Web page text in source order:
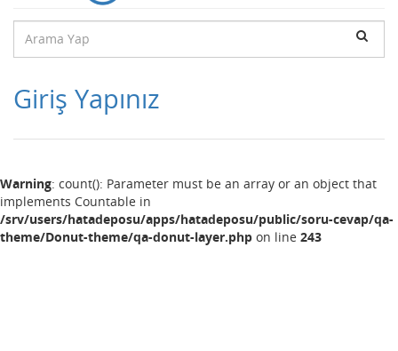
Giriş Yapınız
Warning: count(): Parameter must be an array or an object that
implements Countable in
/srv/users/hatadeposu/apps/hatadeposu/public/soru-cevap/qa-
theme/Donut-theme/qa-donut-layer.php on line 243